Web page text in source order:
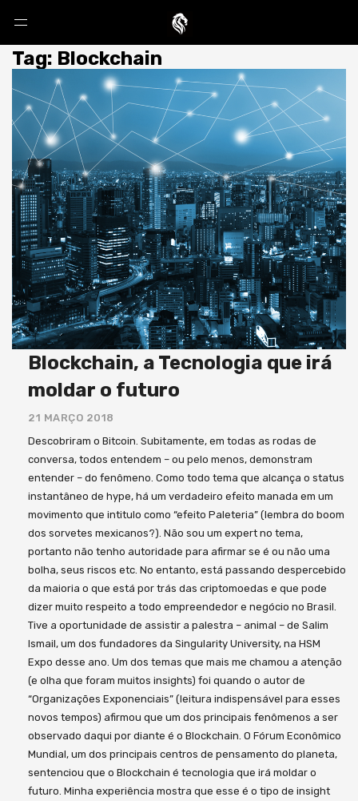
Tag: Blockchain
Blockchain, a Tecnologia que irá
moldar o futuro
21 MARÇO 2018
Descobriram o Bitcoin. Subitamente, em todas as rodas de
conversa, todos entendem – ou pelo menos, demonstram
entender – do fenômeno. Como todo tema que alcança o status
instantâneo de hype, há um verdadeiro efeito manada em um
movimento que intitulo como “efeito Paleteria” (lembra do boom
dos sorvetes mexicanos?). Não sou um expert no tema,
portanto não tenho autoridade para afirmar se é ou não uma
bolha, seus riscos etc. No entanto, está passando despercebido
da maioria o que está por trás das criptomoedas e que pode
dizer muito respeito a todo empreendedor e negócio no Brasil.
Tive a oportunidade de assistir a palestra – animal – de Salim
Ismail, um dos fundadores da Singularity University, na HSM
Expo desse ano. Um dos temas que mais me chamou a atenção
(e olha que foram muitos insights) foi quando o autor de
“Organizações Exponenciais” (leitura indispensável para esses
novos tempos) afirmou que um dos principais fenômenos a ser
observado daqui por diante é o Blockchain. O Fórum Econômico
Mundial, um dos principais centros de pensamento do planeta,
sentenciou que o Blockchain é tecnologia que irá moldar o
futuro. Minha experiência mostra que esse é o tipo de insight